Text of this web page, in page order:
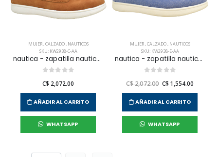
MUJER,CALZADO, NAUTICOS
SKU: KW2938-C-AA
nautica - zapatilla nautica date palm para mujer
C$ 2,072.00
AÑADIR AL CARRITO
WHATSAPP
MUJER,CALZADO, NAUTICOS
SKU: KW2938-E-AA
nautica - zapatilla nautica date palm para mujer
C$ 2,072.00 C$ 1,554.00
AÑADIR AL CARRITO
WHATSAPP